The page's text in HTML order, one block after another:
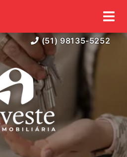
(51) 98135-5252